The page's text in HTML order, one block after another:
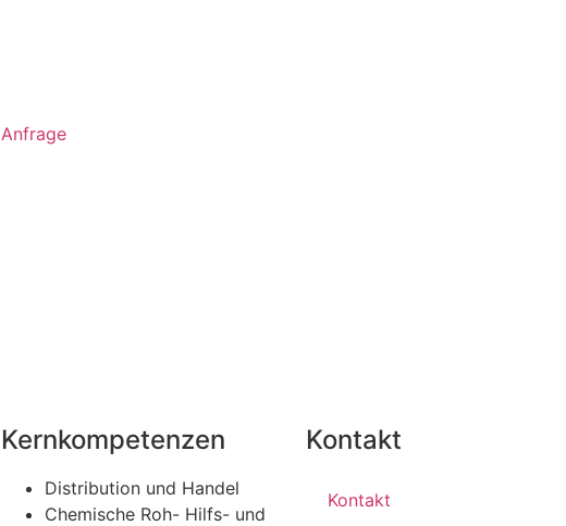
Anfrage
Kernkompetenzen
Distribution und Handel
Chemische Roh- Hilfs- und
Kontakt
Kontakt